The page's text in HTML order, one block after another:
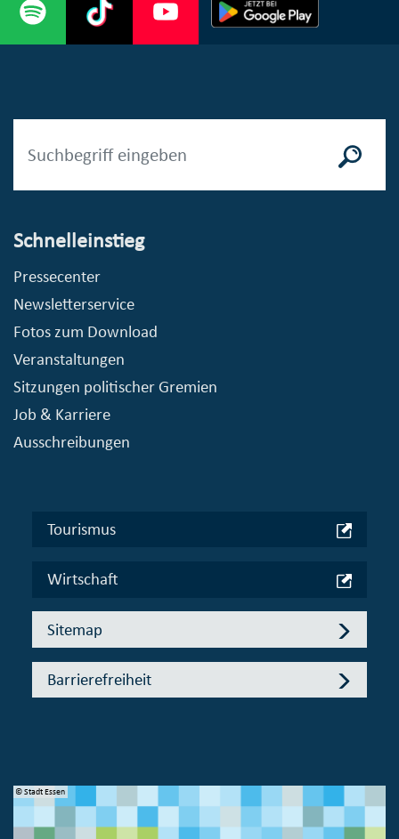
Schnelleinstieg
Pressecenter
Newsletterservice
Fotos zum Download
Veranstaltungen
Sitzungen politischer Gremien
Job & Karriere
Ausschreibungen
Tourismus
Wirtschaft
Sitemap
Barrierefreiheit
© Stadt Essen